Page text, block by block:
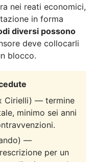
nei reati economici,
in forma
diversi possono
deve collocarli
blocco.
Cirielli) — termine
minimo sei anni
—
per un